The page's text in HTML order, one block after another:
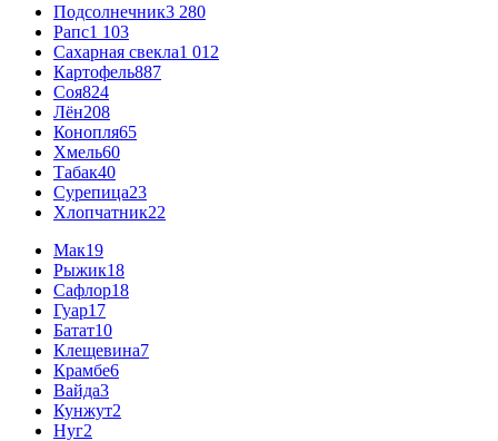
Подсолнечник3 280
Рапс1 103
Сахарная свекла1 012
Картофель887
Соя824
Лён208
Конопля65
Хмель60
Табак40
Сурепица23
Хлопчатник22
Мак19
Рыжик18
Сафлор18
Гуар17
Батат10
Клещевина7
Крамбе6
Вайда3
Кунжут2
Нуг2